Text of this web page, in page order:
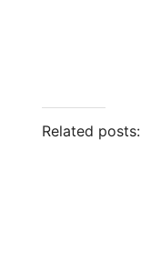
Related posts: